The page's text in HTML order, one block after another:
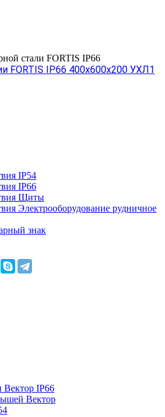
стали FORTIS IP66
FORTIS IP66 400х600х200 УХЛ1
Вектор IP66
Вектор